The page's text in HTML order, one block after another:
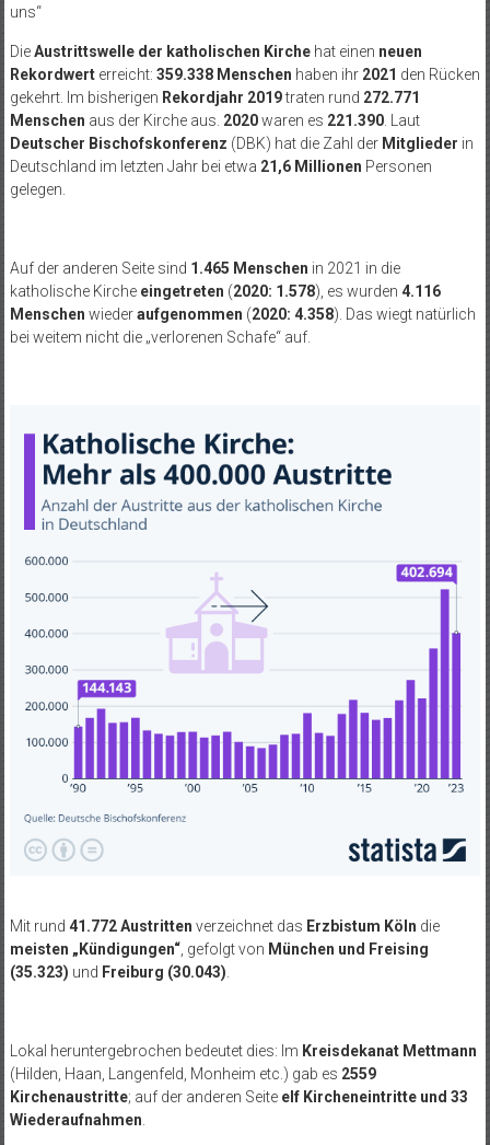
uns“
DieAustrittswelle der katholischen Kirchehat einen neuen
Rekordwerterreicht: 359.338 Menschen haben ihr 2021 den Rücken
gekehrt. Im bisherigen Rekordjahr 2019traten rund 272.771
Menschen aus der Kirche aus. 2020waren es 221.390. Laut
Deutscher Bischofskonferenz (DBK) hat die Zahl der Mitglieder in
Deutschland im letzten Jahr bei etwa 21,6 Millionen Personen
gelegen.
Auf der anderen Seite sind 1.465 Menschen in 2021 in die
katholische Kirche eingetreten (2020: 1.578), es wurden 4.116
Menschen wiederaufgenommen (2020: 4.358). Das wiegt natürlich
bei weitem nicht die „verlorenen Schafe“ auf.
Mit rund 41.772 Austritten verzeichnet das Erzbistum Köln die
meisten „Kündigungen“, gefolgt von München und Freising
(35.323) und Freiburg (30.043)
Lokal heruntergebrochen bedeutet dies: Im Kreisdekanat Mettmann
(Hilden, Haan, Langenfeld, Monheim etc.) gab es 2559
Kirchenaustritte; auf der anderen Seite elf Kircheneintritte und 33
Wiederaufnahmen